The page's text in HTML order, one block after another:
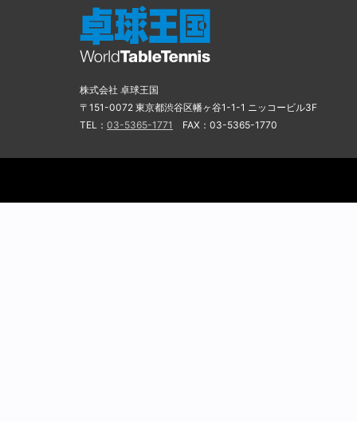
株式会社 卓球王国
〒151-0072 東京都渋谷区幡ヶ谷1-1-1 ニッコービル3F
TEL： 03-5365-1771 FAX：03-5365-1770